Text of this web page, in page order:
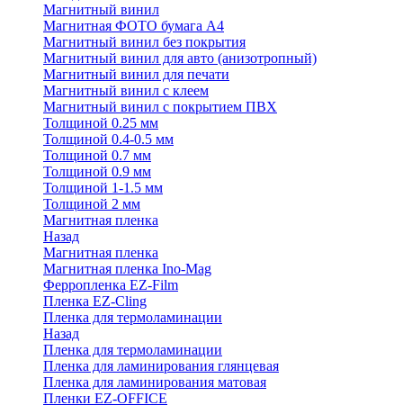
Магнитный винил
Магнитная ФОТО бумага А4
Магнитный винил без покрытия
Магнитный винил для авто (анизотропный)
Магнитный винил для печати
Магнитный винил с клеем
Магнитный винил с покрытием ПВХ
Толщиной 0.25 мм
Толщиной 0.4-0.5 мм
Толщиной 0.7 мм
Толщиной 0.9 мм
Толщиной 1-1.5 мм
Толщиной 2 мм
Магнитная пленка
Назад
Магнитная пленка
Магнитная пленка Ino-Mag
Ферропленка EZ-Film
Пленка EZ-Cling
Пленка для термоламинации
Назад
Пленка для термоламинации
Пленка для ламинирования глянцевая
Пленка для ламинирования матовая
Пленки EZ-OFFICE